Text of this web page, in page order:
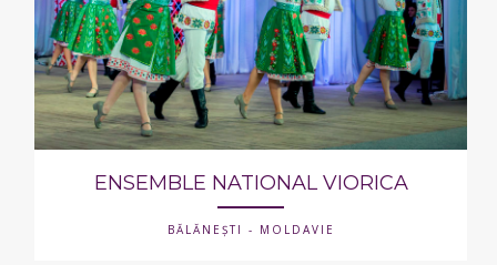
ENSEMBLE NATIONAL VIORICA
BĂLĂNEȘTI - MOLDAVIE